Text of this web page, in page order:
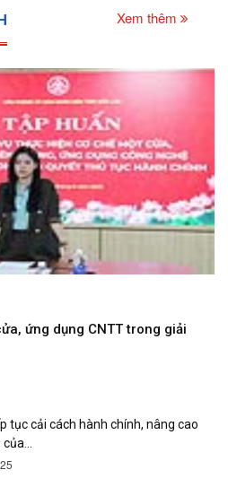
Xem thêm
ứng dụng CNTT trong giải
tục cải cách hành chính, nâng cao